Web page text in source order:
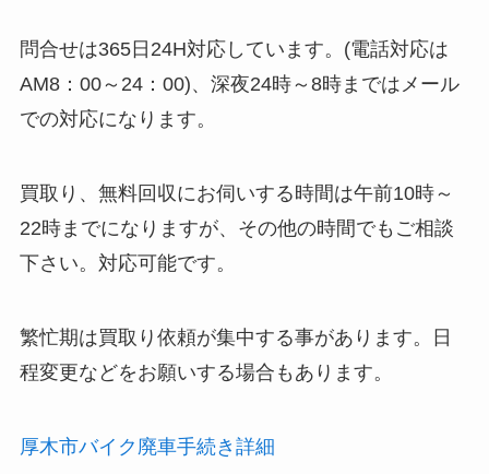
問合せは365日24H対応しています。(電話対応は
AM8：00～24：00)、深夜24時～8時まではメール
での対応になります。
買取り、無料回収にお伺いする時間は午前10時～
22時までになりますが、その他の時間でもご相談
下さい。対応可能です。
繁忙期は買取り依頼が集中する事があります。日
程変更などをお願いする場合もあります。
厚木市バイク廃車手続き詳細